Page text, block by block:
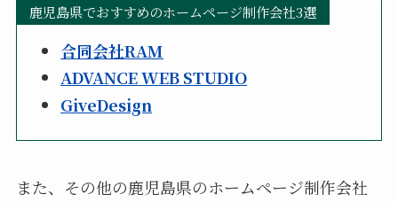
鹿児島県でおすすめのホームページ制作会社3選
合同会社RAM
ADVANCE WEB STUDIO
GiveDesign
また、その他の鹿児島県のホームページ制作会社